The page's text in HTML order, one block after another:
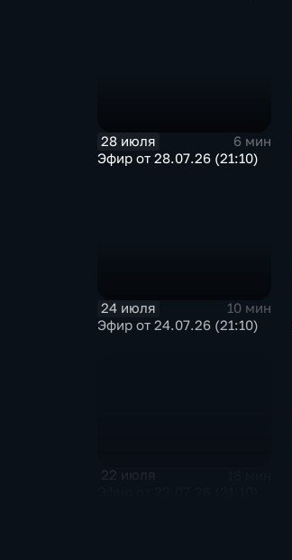
28 июля
6 мин
Эфир от 28.07.26 (21:10)
24 июля
10 мин
Эфир от 24.07.26 (21:10)
22 июля